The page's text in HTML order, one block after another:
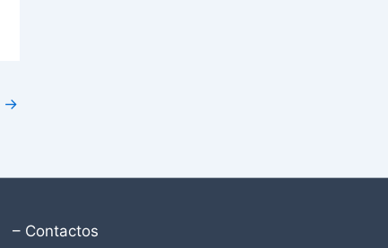
→
– Contactos